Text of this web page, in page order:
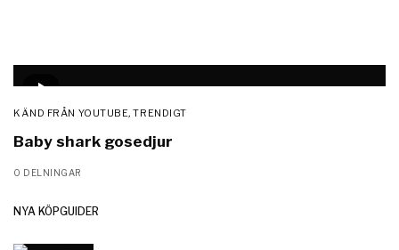
KÄND FRÅN YOUTUBE,TRENDIGT
Baby shark gosedjur
0 DELNINGAR
NYA KÖPGUIDER